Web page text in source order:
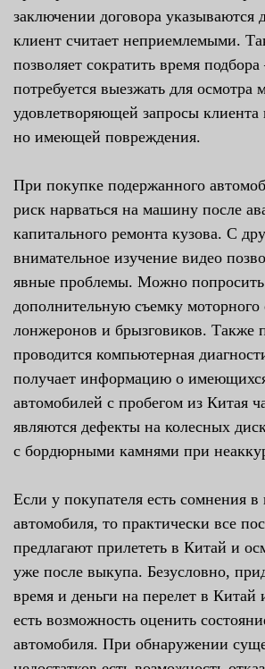
заключении договора указываются
клиент считает неприемлемыми.
позволяет сократить время
потребуется выезжать для осмотра
удовлетворяющей запросы клиента
но имеющей повреждения.
При покупке подержанного
риск нарваться на машину после
капитального ремонта кузова. С
внимательное изучение видео
явные проблемы. Можно попросить
дополнительную съемку моторного
лонжеронов и брызговиков. Также
проводится компьютерная
получает информацию о
автомобилей с пробегом из Китая
являются дефекты на колесных
с бордюрными камнями при
Если у покупателя есть сомнения в
автомобиля, то практически все
предлагают прилететь в Китай и
уже после выкупа. Безусловно,
время и деньги на перелет в Китай
есть возможность оценить
автомобиля. При обнаружении